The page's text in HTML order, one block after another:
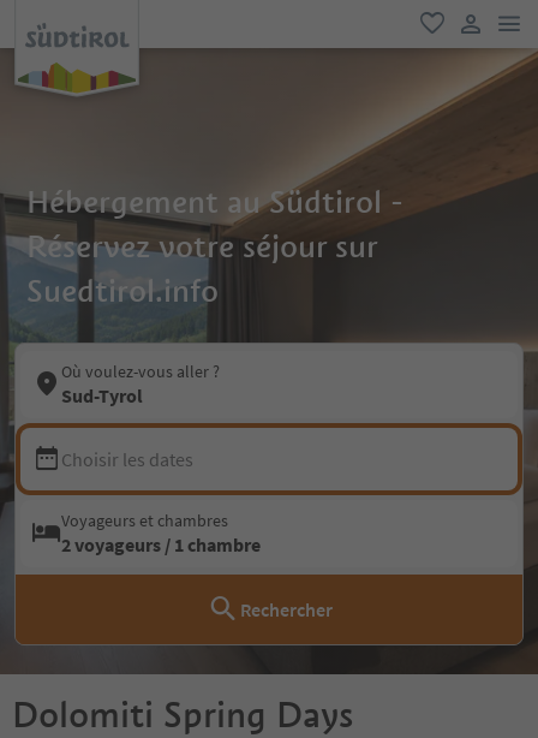
favori
lien
Hébergement au Südtirol -
Réservez votre séjour sur
Suedtirol.info
Où voulez-vous aller ?
Sud-Tyrol
Choisir les dates
Voyageurs et chambres
2 voyageurs / 1 chambre
Rechercher
Dolomiti Spring Days